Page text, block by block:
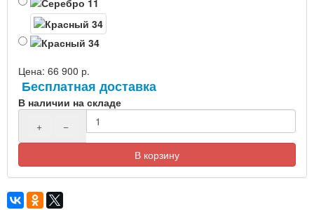
Цена: 66 900 р.
Бесплатная доставка
В наличии на складе
+
−
В корзину